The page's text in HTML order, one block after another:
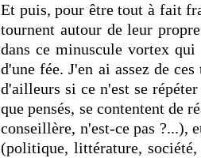
Et puis, pour être tout à fait
tournent autour de leur
dans ce minuscule vortex
d'une fée. J'en ai assez de
d'ailleurs si ce n'est se
que pensés, se contentent de
conseillère, n'est-ce pas ?...),
(politique, littérature,